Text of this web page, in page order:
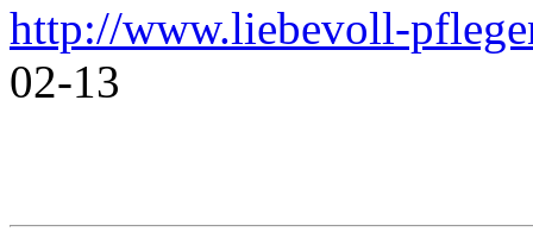
http://www.liebevoll-
02-13